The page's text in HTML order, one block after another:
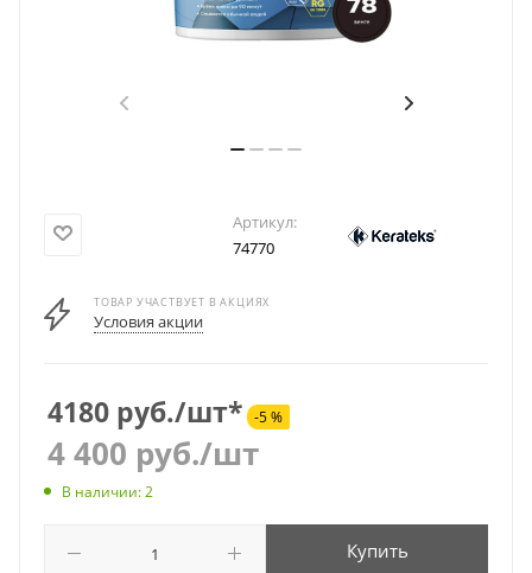
Артикул:
74770
ТОВАР УЧАСТВУЕТ В АКЦИЯХ
Условия акции
4180 руб./шт* -5 %
4 400 руб./шт
В наличии: 2
Купить